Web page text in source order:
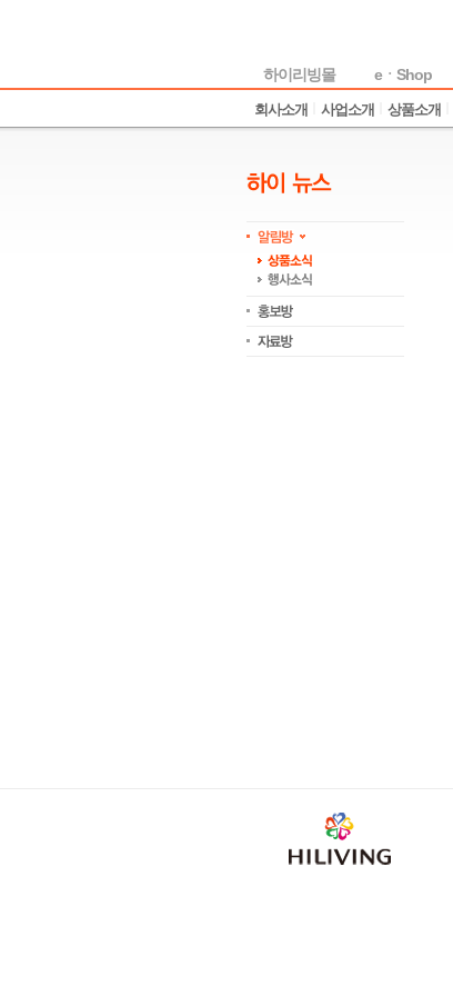
하이리빙몰 eㆍShop
회사소개 사업소개 상품소개